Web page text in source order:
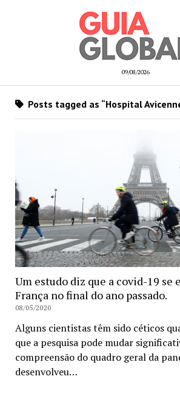
09/08/2026
Posts tagged as “Hospital
Um estudo diz que a covid-19 se
França no final do ano passado.
08/05/2020
Alguns cientistas têm sido céticos
que a pesquisa pode mudar
compreensão do quadro geral da
desenvolveu…